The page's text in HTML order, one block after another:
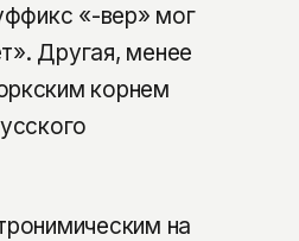
«-вер» мог
Другая, менее
корнем
на